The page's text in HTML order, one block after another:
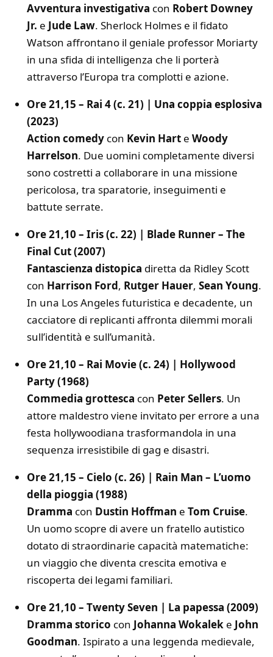
Avventura investigativa con Robert Downey
Jr. e Jude Law. Sherlock Holmes e il fidato
Watson affrontano il geniale professor Moriarty
in una sfida di intelligenza che li porterà
attraverso l’Europa tra complotti e azione.
Ore 21,15 – Rai 4 (c. 21) | Una coppia esplosiva
(2023)
Action comedy con Kevin Hart e Woody
Harrelson. Due uomini completamente diversi
sono costretti a collaborare in una missione
pericolosa, tra sparatorie, inseguimenti e
battute serrate.
Ore 21,10 – Iris (c. 22) | Blade Runner – The
Final Cut (2007)
Fantascienza distopica diretta da Ridley Scott
con Harrison Ford, Rutger Hauer, Sean Young.
In una Los Angeles futuristica e decadente, un
cacciatore di replicanti affronta dilemmi morali
sull’identità e sull’umanità.
Ore 21,10 – Rai Movie (c. 24) | Hollywood
Party (1968)
Commedia grottesca con Peter Sellers. Un
attore maldestro viene invitato per errore a una
festa hollywoodiana trasformandola in una
sequenza irresistibile di gag e disastri.
Ore 21,15 – Cielo (c. 26) | Rain Man – L’uomo
della pioggia (1988)
Dramma con Dustin Hoffman e Tom Cruise.
Un uomo scopre di avere un fratello autistico
dotato di straordinarie capacità matematiche:
un viaggio che diventa crescita emotiva e
riscoperta dei legami familiari.
Ore 21,10 – Twenty Seven | La papessa (2009)
Dramma storico con Johanna Wokalek e John
Goodman. Ispirato a una leggenda medievale,